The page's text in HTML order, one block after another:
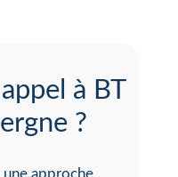
à BT
?
une approche